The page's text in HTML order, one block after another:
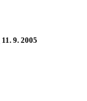
11. 9. 2005